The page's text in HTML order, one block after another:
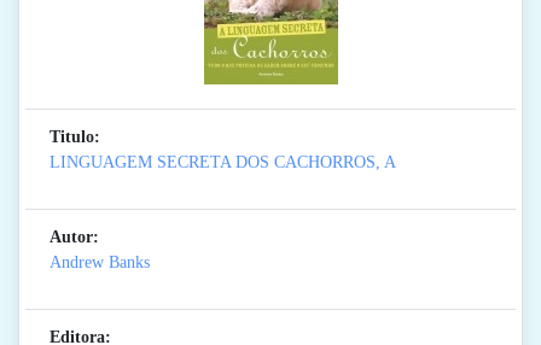
Titulo:
LINGUAGEM SECRETA DOS CACHORROS, A
Autor:
Andrew Banks
Editora: